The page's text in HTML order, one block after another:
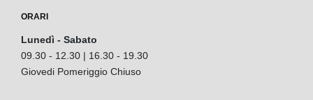
ORARI
Lunedì - Sabato
09.30 - 12.30 | 16.30 - 19.30
Giovedi Pomeriggio Chiuso